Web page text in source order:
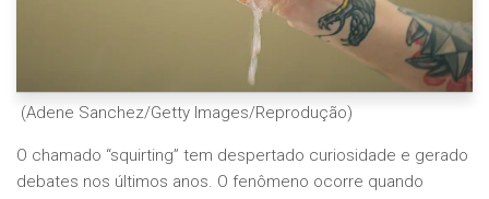
(Adene Sanchez/Getty Images/Reprodução)
O chamado “squirting” tem despertado curiosidade e gerado
debates nos últimos anos. O fenômeno ocorre quando